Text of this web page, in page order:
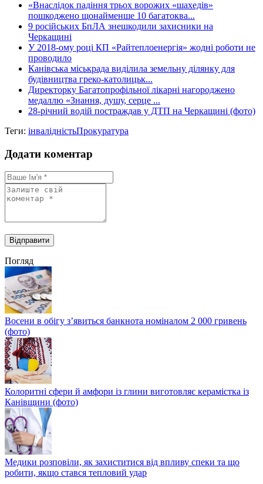
«Внаслідок падіння трьох ворожих «шахедів»
пошкоджено щонайменше 10 багатоква...
9 російських БпЛА знешкодили захисники на
Черкащині
У 2018-ому році КП «Райтеплоенергія» жодні роботи не
проводило
Канівська міськрада виділила земельну ділянку для
будівництва греко-католицьк...
Директорку Багатопрофільної лікарні нагороджено
медаллю «Знання, душу, серце ...
28-річний водій постраждав у ДТП на Черкащині (фото)
Теги: інвалідністьПрокуратура
Додати коментар
Погляд
Восени в обігу з’явиться банкнота номіналом 2 000 гривень
(фото)
Колоритні сфери й амфори із глини виготовляє керамістка із
Канівщини (фото)
Медики розповіли, як захиститися від впливу спеки та що
робити, якщо стався тепловий удар